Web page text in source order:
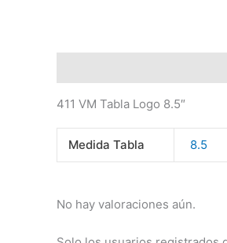
411 VM Tabla Logo 8.5″
Medida Tabla 8.5
No hay valoraciones aún.